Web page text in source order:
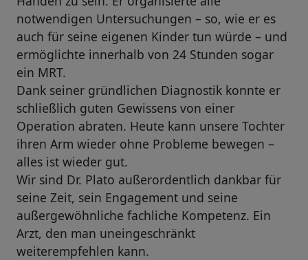
notwendigen Untersuchungen – so, wie er es
auch für seine eigenen Kinder tun würde – und
ermöglichte innerhalb von 24 Stunden sogar
ein MRT.
Dank seiner gründlichen Diagnostik konnte er
schließlich guten Gewissens von einer
Operation abraten. Heute kann unsere Tochter
ihren Arm wieder ohne Probleme bewegen –
alles ist wieder gut.
Wir sind Dr. Plato außerordentlich dankbar für
seine Zeit, sein Engagement und seine
außergewöhnliche fachliche Kompetenz. Ein
Arzt, den man uneingeschränkt
weiterempfehlen kann.